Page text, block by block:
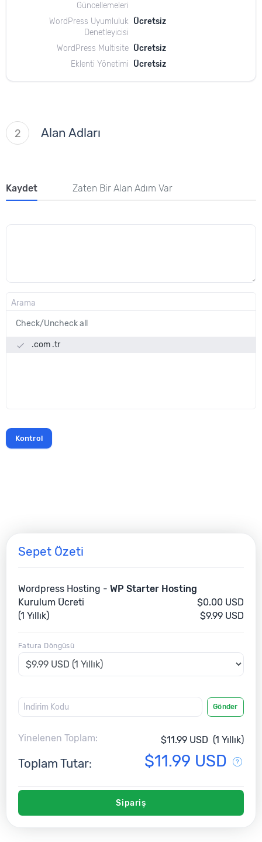
Güncellemeleri
WordPress Uyumluluk
Denetleyicisi
Ücretsiz
WordPress Multisite Ücretsiz
Eklenti Yönetimi
Ücretsiz
2 Alan Adları
Kaydet Zaten Bir Alan Adım Var
Check/Uncheck all
done .com .tr
Sepet Özeti
Wordpress Hosting - WP Starter Hosting
Kurulum Ücreti
$0.00 USD
(1 Yıllık)
$9.99 USD
Fatura Döngüsü
Gönder
Yinelenen Toplam: $11.99 USD (1 Yıllık)
Toplam Tutar: $11.99 USD
Sipariş